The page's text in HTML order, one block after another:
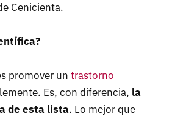
Cenicienta.
promover un trastorno
Es, con diferencia, la
de esta lista. Lo mejor que